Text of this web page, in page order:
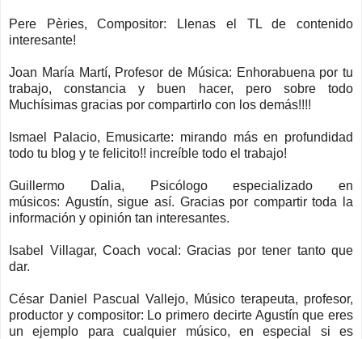
Pere Pèries, Compositor: Llenas el TL de contenido
interesante!
Joan María Martí, Profesor de Música: Enhorabuena por tu
trabajo, constancia y buen hacer, pero sobre todo
Muchísimas gracias por compartirlo con los demás!!!!
Ismael Palacio, Emusicarte: mirando más en profundidad
todo tu blog y te felicito!! increíble todo el trabajo!
Guillermo Dalia, Psicólogo especializado en
músicos: Agustín, sigue así. Gracias por compartir toda la
información y opinión tan interesantes.
Isabel Villagar, Coach vocal: Gracias por tener tanto que
dar.
César Daniel Pascual Vallejo, Músico terapeuta, profesor,
productor y compositor: Lo primero decirte Agustín que eres
un ejemplo para cualquier músico, en especial si es